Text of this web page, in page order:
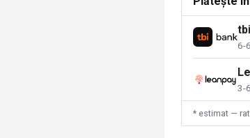
6-
3-
* estimat —